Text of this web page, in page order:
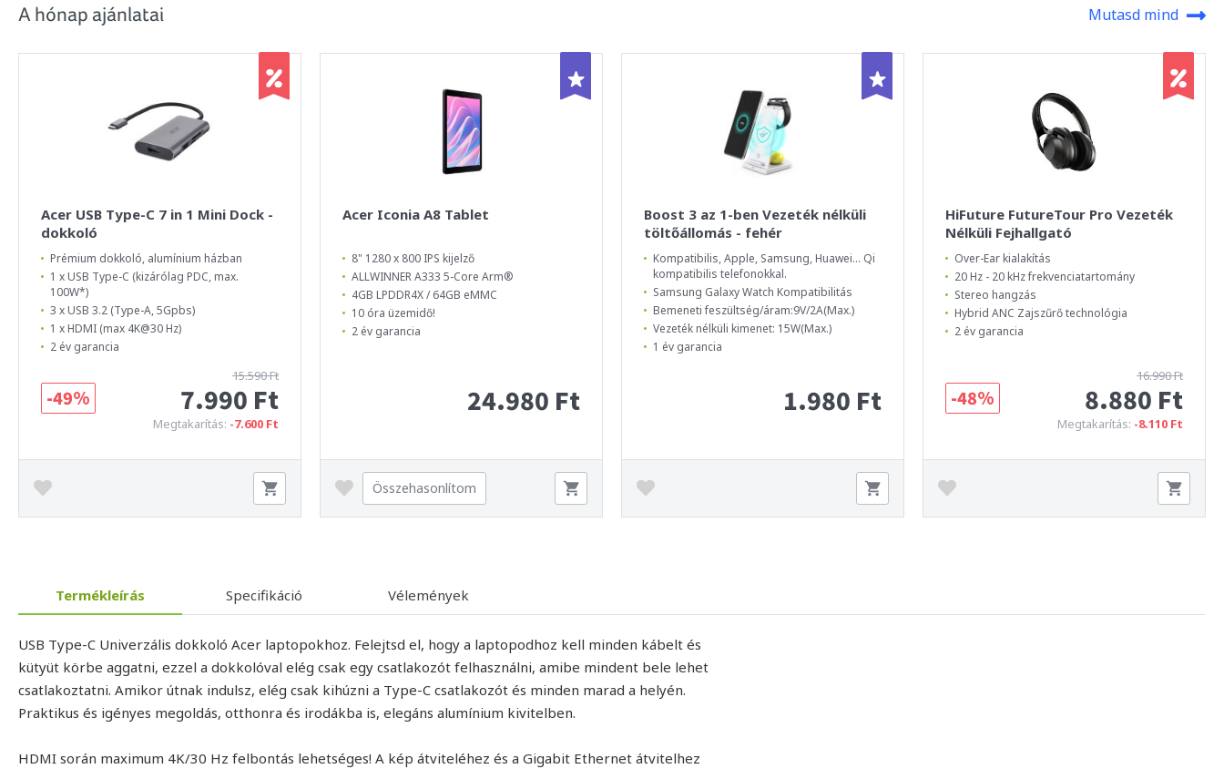
A hónap ajánlatai Mutasd mind
Acer USB Type-C 7 in 1 Mini Dock -
dokkoló
Prémium dokkoló, alumínium házban
1 x USB Type-C (kizárólag PDC, max.
100W*)
3 x USB 3.2 (Type-A, 5Gpbs)
1 x HDMI (max 4K@30 Hz)
2 év garancia
15.590 Ft
7.990 Ft
Megtakarítás: -7.600 Ft
-49%
Acer Iconia A8 Tablet
8" 1280 x 800 IPS kijelző
ALLWINNER A333 5-Core Arm®
4GB LPDDR4X / 64GB eMMC
10 óra üzemidő!
2 év garancia
24.980 Ft
Összehasonlítom
Boost 3 az 1-ben Vezeték nélküli
töltőállomás - fehér
Kompatibilis, Apple, Samsung, Huawei... Qi
kompatibilis telefonokkal.
Samsung Galaxy Watch Kompatibilitás
Bemeneti feszültség/áram:9V/2A(Max.)
Vezeték nélküli kimenet: 15W(Max.)
1 év garancia
1.980 Ft
HiFuture FutureTour Pro Vezeték
Nélküli Fejhallgató
Over-Ear kialakítás
20 Hz - 20 kHz frekvenciatartomány
Stereo hangzás
Hybrid ANC Zajszűrő technológia
2 év garancia
16.990 Ft
8.880 Ft
Megtakarítás: -8.110 Ft
-48%
Termékleírás Specifikáció Vélemények
USB Type-C Univerzális dokkoló Acer laptopokhoz. Felejtsd el, hogy a laptopodhoz kell minden kábelt és
kütyüt körbe aggatni, ezzel a dokkolóval elég csak egy csatlakozót felhasználni, amibe mindent bele lehet
csatlakoztatni. Amikor útnak indulsz, elég csak kihúzni a Type-C csatlakozót és minden marad a helyén.
Praktikus és igényes megoldás, otthonra és irodákba is, elegáns alumínium kivitelben.
HDMI során maximum 4K/30 Hz felbontás lehetséges! A kép átviteléhez és a Gigabit Ethernet átvitelhez